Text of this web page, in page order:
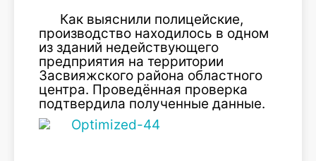
Как выяснили полицейские,
производство находилось в одном
из зданий недействующего
предприятия на территории
Засвияжского района областного
центра. Проведённая проверка
подтвердила полученные данные.